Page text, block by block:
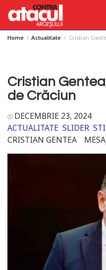
SkipHome Actualitate Cristian
Cristian
de Crăciun
DECEMBRIE 23, 2024
ACTUALITATE SLIDER
CRISTIAN GENTEA